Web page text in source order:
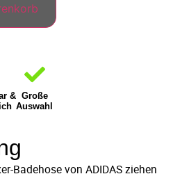
& Große
Auswahl
Badehose von ADIDAS ziehen